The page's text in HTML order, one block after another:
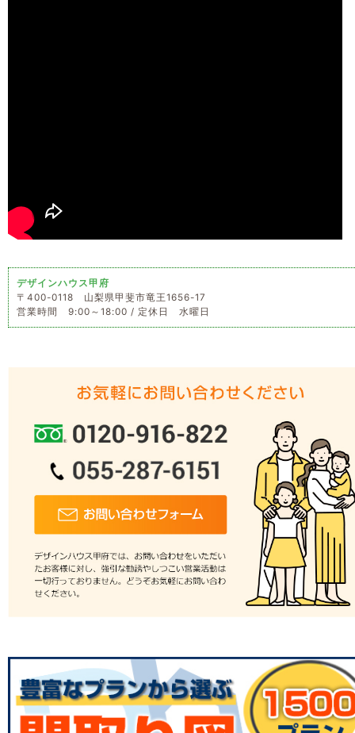
デザインハウス甲府
〒400-0118 山梨県甲斐市竜王1656-17
営業時間 9:00～18:00 / 定休日 水曜日